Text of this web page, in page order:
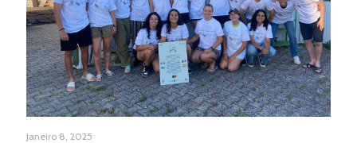
Janeiro 8, 2025